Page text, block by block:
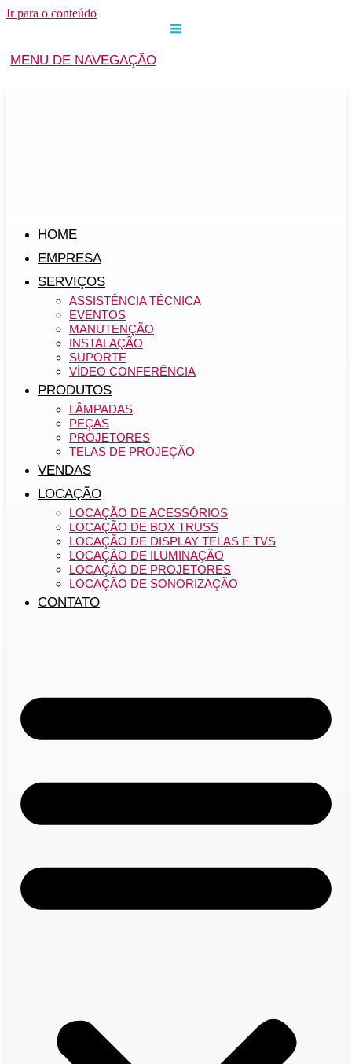
Ir para o conteúdo
MENU DE NAVEGAÇÃO
HOME
EMPRESA
SERVIÇOS
ASSISTÊNCIA TÉCNICA
EVENTOS
MANUTENÇÃO
INSTALAÇÃO
SUPORTE
VÍDEO CONFERÊNCIA
PRODUTOS
LÂMPADAS
PEÇAS
PROJETORES
TELAS DE PROJEÇÃO
VENDAS
LOCAÇÃO
LOCAÇÃO DE ACESSÓRIOS
LOCAÇÃO DE BOX TRUSS
LOCAÇÃO DE DISPLAY TELAS E TVS
LOCAÇÃO DE ILUMINAÇÃO
LOCAÇÃO DE PROJETORES
LOCAÇÃO DE SONORIZAÇÃO
CONTATO